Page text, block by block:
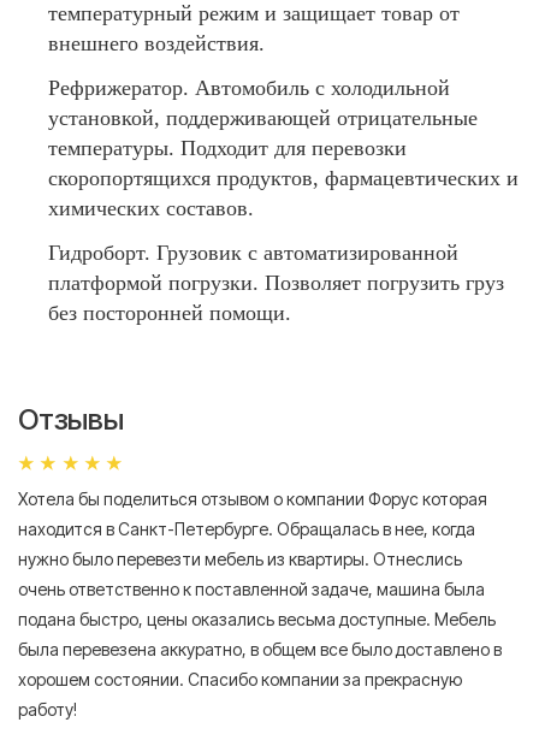
температурный режим и защищает товар от
внешнего воздействия.
Рефрижератор. Автомобиль с холодильной
установкой, поддерживающей отрицательные
температуры. Подходит для перевозки
скоропортящихся продуктов, фармацевтических и
химических составов.
Гидроборт. Грузовик с автоматизированной
платформой погрузки. Позволяет погрузить груз
без посторонней помощи.
Отзывы
Хотела бы поделиться отзывом о компании Форус которая
находится в Санкт-Петербурге. Обращалась в нее, когда
нужно было перевезти мебель из квартиры. Отнеслись
очень ответственно к поставленной задаче, машина была
подана быстро, цены оказались весьма доступные. Мебель
была перевезена аккуратно, в общем все было доставлено в
хорошем состоянии. Спасибо компании за прекрасную
работу!